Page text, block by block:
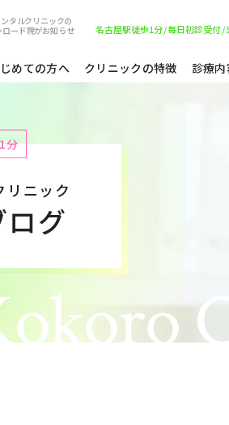
タルクリニックの
ード院がお知らせ
名古屋駅徒歩1分/毎日初診受付/
めての方へ クリニックの特徴 診療
分
ニック
グ